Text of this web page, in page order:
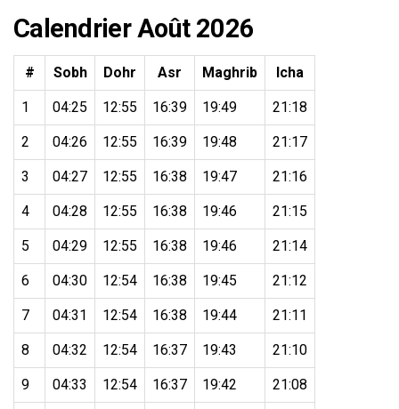
Calendrier Août 2026
# Sobh Dohr Asr Maghrib Icha
1 04:25 12:55 16:39 19:49 21:18
2 04:26 12:55 16:39 19:48 21:17
3 04:27 12:55 16:38 19:47 21:16
4 04:28 12:55 16:38 19:46 21:15
5 04:29 12:55 16:38 19:46 21:14
6 04:30 12:54 16:38 19:45 21:12
7 04:31 12:54 16:38 19:44 21:11
8 04:32 12:54 16:37 19:43 21:10
9 04:33 12:54 16:37 19:42 21:08